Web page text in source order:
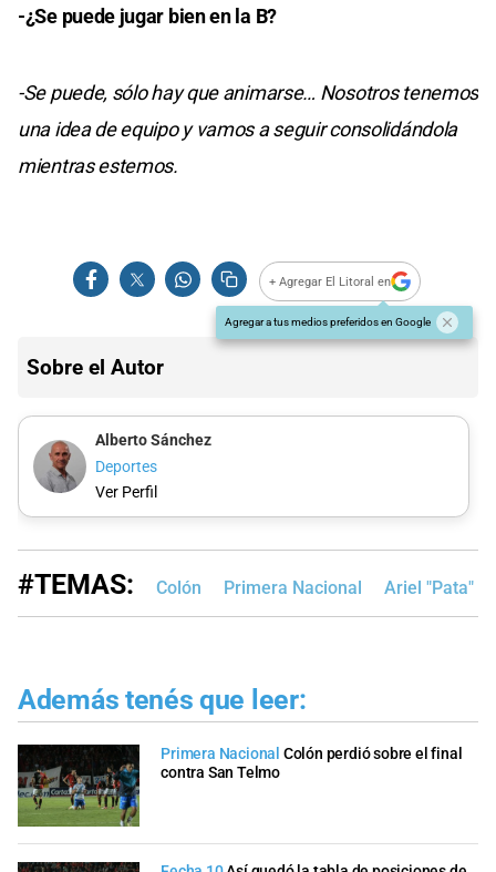
-¿Se puede jugar bien en la B?
-Se puede, sólo hay que animarse… Nosotros tenemos
una idea de equipo y vamos a seguir consolidándola
mientras estemos.
+ Agregar El Litoral en
Agregar a tus medios preferidos en Google
Sobre el Autor
Alberto Sánchez
Deportes
Ver Perfil
#TEMAS: Colón Primera Nacional Ariel "Pata"
Además tenés que leer:
Primera Nacional Colón perdió sobre el final
contra San Telmo